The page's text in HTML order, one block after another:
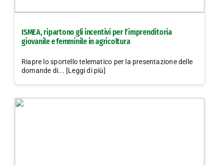
Lavora con noi
ISMEA, ripartono gli incentivi per l’imprenditoria
giovanile e femminile in agricoltura
Riapre lo sportello telematico per la presentazione delle
domande di... [Leggi di più]